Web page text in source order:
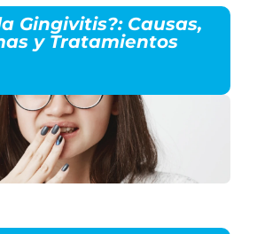
Gingivitis?: Causas,
y Tratamientos